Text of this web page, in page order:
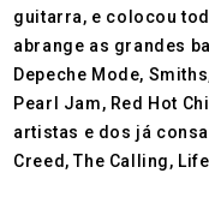
guitarra, e colocou
abrange as grandes
Depeche Mode,
Pearl Jam, Red Hot
artistas e dos já
Creed, The Calling,